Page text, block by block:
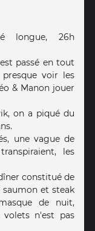
longue, 26h
passé en tout
voir les
& Manon jouer
on a piqué du
une vague de
les
constitué de
saumon et steak
de nuit,
n'est pas